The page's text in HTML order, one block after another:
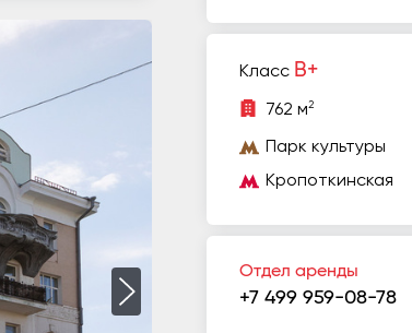
Класс B+
762 м2
Парк культуры
Кропоткинская
Отдел аренды
+7 499 959-08-78